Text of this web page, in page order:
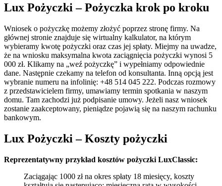
Lux Pożyczki – Pożyczka krok po kroku
Wniosek o pożyczkę możemy złożyć poprzez stronę firmy. Na
głównej stronie znajduje się wirtualny kalkulator, na którym
wybieramy kwotę pożyczki oraz czas jej spłaty. Miejmy na uwadze,
że na wniosku maksymalna kwota zaciągnięcia pożyczki wynosi 5
000 zł. Klikamy na „weź pożyczkę” i wypełniamy odpowiednie
dane. Następnie czekamy na telefon od konsultanta. Inną opcją jest
wybranie numeru na infolinię: +48 514 045 222. Podczas rozmowy
z przedstawicielem firmy, umawiamy termin spotkania w naszym
domu. Tam zachodzi już podpisanie umowy. Jeżeli nasz wniosek
zostanie zaakceptowany, pieniądze pojawią się na naszym rachunku
bankowym.
Lux Pożyczki – Koszty pożyczki
Reprezentatywny przykład kosztów pożyczki LuxClassic:
Zaciągając 1000 zł na okres spłaty 18 miesięcy, koszty